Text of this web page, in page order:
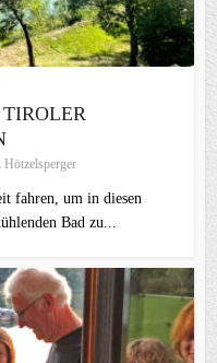
fahren, um in diesen
Bad zu...